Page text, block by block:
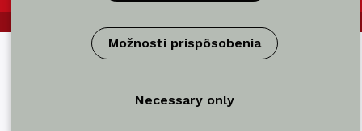
Možnosti prispôsobenia
Necessary only